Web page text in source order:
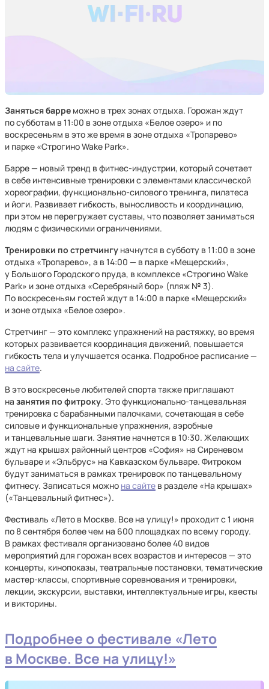
Заняться барре можно в трех зонах отдыха. Горожан ждут
по субботам в 11:00 в зоне отдыха «Белое озеро» и по
воскресеньям в это же время в зоне отдыха «Тропарево»
и парке «Строгино Wake Park».
Барре — новый тренд в фитнес-индустрии, который сочетает
в себе интенсивные тренировки с элементами классической
хореографии, функционально-силового тренинга, пилатеса
и йоги. Развивает гибкость, выносливость и координацию,
при этом не перегружает суставы, что позволяет заниматься
людям с физическими ограничениями.
Тренировки по стретчингу начнутся в субботу в 11:00 в зоне
отдыха «Тропарево», а в 14:00 — в парке «Мещерский»,
у Большого Городского пруда, в комплексе «Строгино Wake
Park» и зоне отдыха «Серебряный бор» (пляж № 3).
По воскресеньям гостей ждут в 14:00 в парке «Мещерский»
и зоне отдыха «Белое озеро».
Стретчинг — это комплекс упражнений на растяжку, во время
которых развивается координация движений, повышается
гибкость тела и улучшается осанка. Подробное расписание —
на сайте.
В это воскресенье любителей спорта также приглашают
на занятия по фитроку. Это функционально-танцевальная
тренировка с барабанными палочками, сочетающая в себе
силовые и функциональные упражнения, аэробные
и танцевальные шаги. Занятие начнется в 10:30. Желающих
ждут на крышах районный центров «София» на Сиреневом
бульваре и «Эльбрус» на Кавказском бульваре. Фитроком
будут заниматься в рамках тренировок по танцевальному
фитнесу. Записаться можно на сайте в разделе «На крышах»
(«Танцевальный фитнес»).
Фестиваль «Лето в Москве. Все на улицу!» проходит с 1 июня
по 8 сентября более чем на 600 площадках по всему городу.
В рамках фестиваля организовано более 40 видов
мероприятий для горожан всех возрастов и интересов — это
концерты, кинопоказы, театральные постановки, тематические
мастер-классы, спортивные соревнования и тренировки,
лекции, экскурсии, выставки, интеллектуальные игры, квесты
и викторины.
Подробнее о фестивале «Лето
в Москве. Все на улицу!»